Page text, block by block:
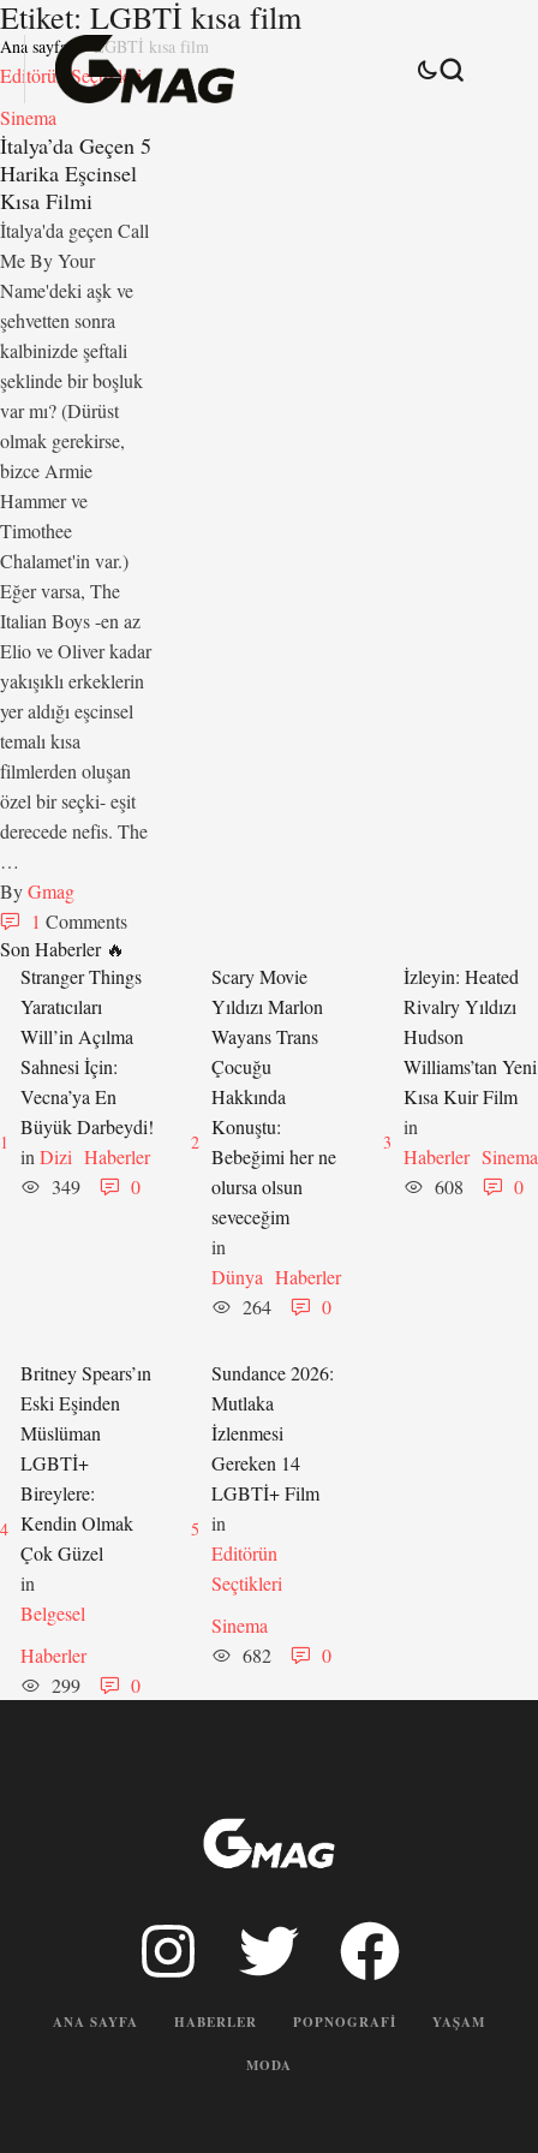
Etiket: LGBTİ kısa film
Ana sayfa LGBTİ kısa film
Editörün Seçtikleri
Sinema
İtalya’da Geçen 5
Harika Eşcinsel
Kısa Filmi
İtalya'da geçen Call
Me By Your
Name'deki aşk ve
şehvetten sonra
kalbinizde şeftali
şeklinde bir boşluk
var mı? (Dürüst
olmak gerekirse,
bizce Armie
Hammer ve
Timothee
Chalamet'in var.)
Eğer varsa, The
Italian Boys -en az
Elio ve Oliver kadar
yakışıklı erkeklerin
yer aldığı eşcinsel
temalı kısa
filmlerden oluşan
özel bir seçki- eşit
derecede nefis. The
…
By Gmag
1 Comments
Son Haberler 🔥
1
Stranger Things
Yaratıcıları
Will’in Açılma
Sahnesi İçin:
Vecna’ya En
Büyük Darbeydi!
in Dizi Haberler
349
0
2
Scary Movie
Yıldızı Marlon
Wayans Trans
Çocuğu
Hakkında
Konuştu:
Bebeğimi her ne
olursa olsun
seveceğim
in
Dünya Haberler
264
0
3
İzleyin: Heated
Rivalry Yıldızı
Hudson
Williams’tan Yeni
Kısa Kuir Film
in
Haberler Sinema
608
0
4
Britney Spears’ın
Eski Eşinden
Müslüman
LGBTİ+
Bireylere:
Kendin Olmak
Çok Güzel
in
Belgesel
Haberler
299
0
5
Sundance 2026:
Mutlaka
İzlenmesi
Gereken 14
LGBTİ+ Film
in
Editörün
Seçtikleri
Sinema
682
0
ANA SAYFA HABERLER POPNOGRAFI YAŞAM
MODA